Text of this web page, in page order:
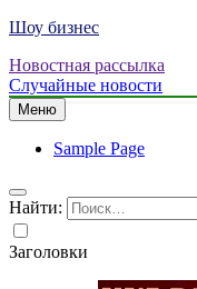
Шоу бизнес
Новостная рассылка
Случайные новости
Меню
Sample Page
Найти:
Заголовки